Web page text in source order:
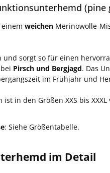
(pine
weichen Merinowolle-
und sorgt so für einen
Pirsch und Bergjagd. Das
im Frühjahr und
in den Größen XXS bis
: Siehe Größentabelle.
im Detail